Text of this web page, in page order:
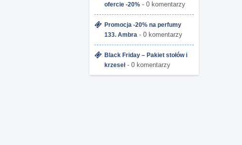
ofercie -20% - 0 komentarzy
Promocja -20% na perfumy
133. Ambra - 0 komentarzy
Black Friday – Pakiet stołów i
krzeseł- 0 komentarzy